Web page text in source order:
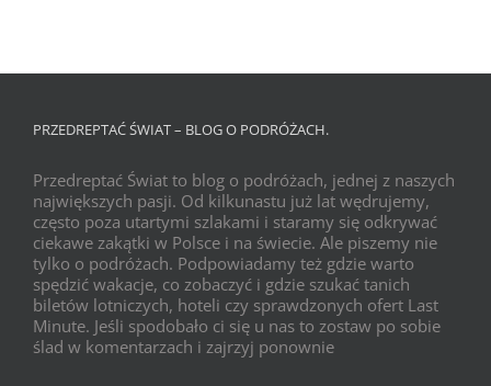
PRZEDREPTAĆ ŚWIAT – BLOG O PODRÓŻACH.
Przedreptać Świat to blog o podróżach, jednej z naszych
największych pasji. Od kilkunastu już lat wędrujemy,
często poza utartymi szlakami i staramy się odkrywać
ciekawe zakątki w Polsce i na świecie. Ale piszemy nie
tylko o podróżach. Podpowiadamy też gdzie warto
spędzić wakacje, co zobaczyć i gdzie szukać tanich
biletów lotniczych, hoteli czy sprawdzonych ofert Last
Minute. Jeśli spodobało ci się u nas to zostaw po sobie
ślad w komentarzach i zajrzyj ponownie